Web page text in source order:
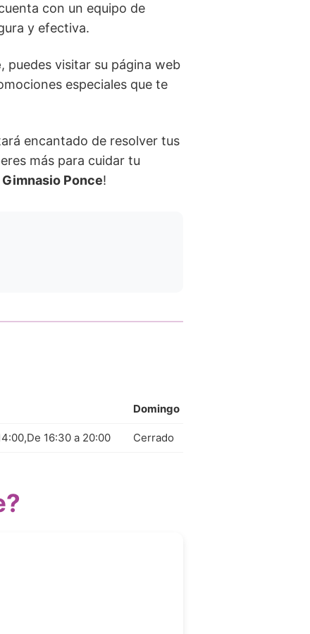
con un equipo de
y efectiva.
, puedes visitar su página web
especiales que te
encantado de resolver tus
más para cuidar tu
Gimnasio Ponce!
Domingo
16:30 a 20:00 Cerrado